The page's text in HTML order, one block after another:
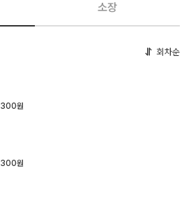
소장
회차순
300원
300원